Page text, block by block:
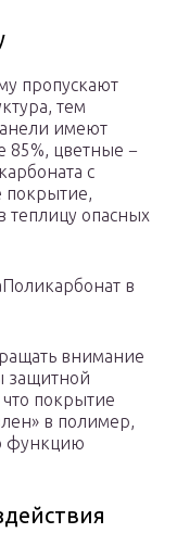
пропускают
тем
имеют
85%, цветные −
с
покрытие,
опасных
в
внимание
защитной
покрытие
в полимер,
функцию